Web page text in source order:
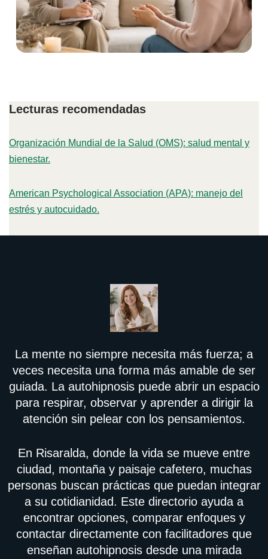
Lecturas recomendadas
Organización Mundial de la Salud (OMS): salud mental y
bienestar.
American Psychological Association (APA): manejo del
estrés y autocuidado.
La mente no siempre necesita más fuerza; a
veces necesita una forma más amable de ser
guiada. La autohipnosis puede abrir un espacio
para respirar, observar y aprender a dirigir la
atención sin pelear con los pensamientos.
En Risaralda, donde la vida se mueve entre
ciudad, montaña y paisaje cafetero, muchas
personas buscan prácticas que puedan integrar
a su cotidianidad. Este directorio ayuda a
encontrar opciones, comparar enfoques y
contactar directamente con facilitadores que
enseñan autohipnosis desde una mirada